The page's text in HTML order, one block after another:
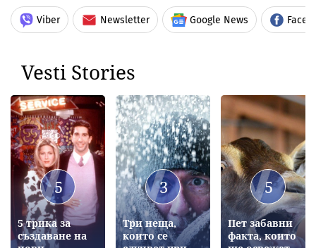
Viber Newsletter Google News
Vesti Stories
5
5 трика за
създаване на
3
Три неща,
които се
5
Пет забавни
факта, които